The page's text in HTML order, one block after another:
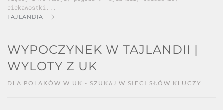
ciekawostki...
TAJLANDIA
WYPOCZYNEK W TAJLANDII |
WYLOTY Z UK
DLA POLAKÓW W UK - SZUKAJ W SIECI SŁÓW KLUCZY